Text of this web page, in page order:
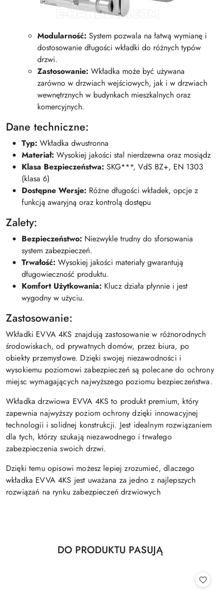
Modularność: System pozwala na łatwą wymianę i
dostosowanie długości wkładki do różnych typów
drzwi.
Zastosowanie: Wkładka może być używana
zarówno w drzwiach wejściowych, jak i w drzwiach
wewnętrznych w budynkach mieszkalnych oraz
komercyjnych.
Dane techniczne:
Typ: Wkładka dwustronna
Materiał: Wysokiej jakości stal nierdzewna oraz mosiądz
Klasa Bezpieczeństwa: SKG***, VdS BZ+, EN 1303
(klasa 6)
Dostępne Wersje: Różne długości wkładek, opcje z
funkcją awaryjną oraz kontrolą dostępu
Zalety:
Bezpieczeństwo: Niezwykle trudny do sforsowania
system zabezpieczeń.
Trwałość: Wysokiej jakości materiały gwarantują
długowieczność produktu.
Komfort Użytkowania: Klucz działa płynnie i jest
wygodny w użyciu.
Zastosowanie:
Wkładki EVVA 4KS znajdują zastosowanie w różnorodnych
środowiskach, od prywatnych domów, przez biura, po
obiekty przemysłowe. Dzięki swojej niezawodności i
wysokiemu poziomowi zabezpieczeń są polecane do ochrony
miejsc wymagających najwyższego poziomu bezpieczeństwa.
Wkładka drzwiowa EVVA 4KS to produkt premium, który
zapewnia najwyższy poziom ochrony dzięki innowacyjnej
technologii i solidnej konstrukcji. Jest idealnym rozwiązaniem
dla tych, którzy szukają niezawodnego i trwałego
zabezpieczenia swoich drzwi.
Dzięki temu opisowi możesz lepiej zrozumieć, dlaczego
wkładka EVVA 4KS jest uważana za jedno z najlepszych
rozwiązań na rynku zabezpieczeń drzwiowych
Pomiń karuzelę produktów
Produkty
DO PRODUKTU PASUJĄ